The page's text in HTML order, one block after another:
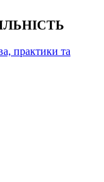
практики та